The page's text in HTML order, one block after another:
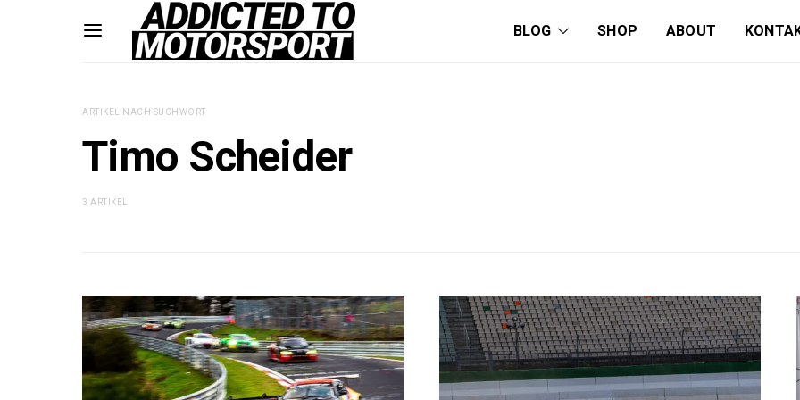
BLOG SHOP ABOUT
ARTIKEL NACH SUCHWORT
Timo Scheider
3 ARTIKEL